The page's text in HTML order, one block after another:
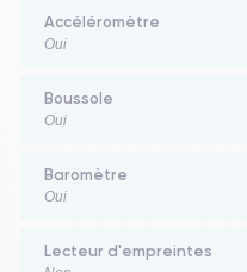
Accéléromètre
Oui
Boussole
Oui
Baromètre
Oui
Lecteur d'empreintes